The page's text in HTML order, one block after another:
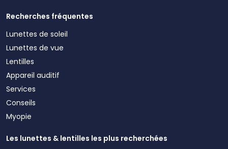
Recherches fréquentes
Lunettes de soleil
Lunettes de vue
Lentilles
Appareil auditif
Services
Conseils
Myopie
Les lunettes & lentilles les plus recherchées